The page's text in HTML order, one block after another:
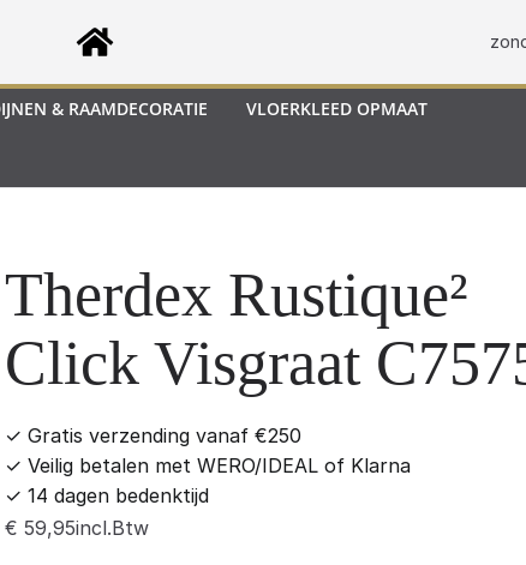
& RAAMDECORATIE VLOERKLEED OPMAAT
Therdex Rustique²
Click Visgraat
✓ Gratis verzending vanaf €250
✓ Veilig betalen met WERO/IDEAL of Klarna
✓ 14 dagen bedenktijd
€ 59,95incl.Btw